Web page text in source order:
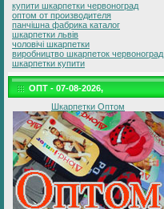
купити шкарпетки червоноград
оптом от производителя
панчішна фабрика каталог
шкарпетки львів
чоловічі шкарпетки
виробництво шкарпеток червоноград
шкарпетки купити
ОПТ - 07-08-2026,
Шкарпетки Оптом